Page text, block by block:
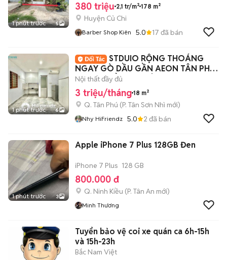
1 phút trước 5
380 triệu 2,1 tr/m² 178 m²
Huyện Củ Chi
Barber Shop Kiên 5.0 17 đã bán
1 phút trước 6
STDUIO RỘNG THOÁNG
NGAY GÒ DẦU GẦN AEON TÂN PHÚ,
ĐH HUIT GẦN CHỢ,ÂU CƠ
Nội thất đầy đủ
3 triệu/tháng 18 m²
Q. Tân Phú (P. Tân Sơn Nhì mới)
Nhy HiFriendz 5.0 2 đã bán
1 phút trước 3
Apple iPhone 7 Plus 128GB Đen
iPhone 7 Plus 128 GB
800.000 đ
Q. Ninh Kiều (P. Tân An mới)
Minh Thương
Tuyển bảo vệ coi xe quán ca 6h-15h
và 15h-23h
Bắc Nam Việt